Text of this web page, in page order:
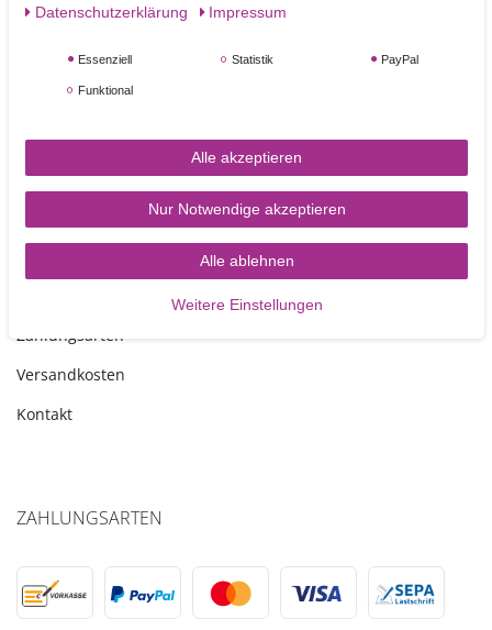
Dekoration der Torte mit integriert werden.
rechteckig 35,6 x 25,4 cm,Höhe ca.12 mm
Zahlungsarten
Versandkosten
Kontakt
ZAHLUNGSARTEN
Daten­schutz­erklärung
Impressum
Essenziell Statistik PayPal
Funktional
Alle akzeptieren
Nur Notwendige akzeptieren
Alle ablehnen
Weitere Einstellungen